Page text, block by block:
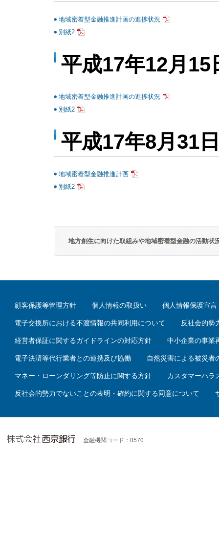
地域密着型金融推進計画の進捗状況
別紙2
平成17年12月15
地域密着型金融推進計画の進捗状況
別紙2
平成17年8月31
地域密着型金融推進計画
別紙2
地方創生に向けた取組みや地域密着型金融の活動
顧客保護等管理方針 個人情報の取扱い 個人情報保護宣言
電子交換所における不渡情報の共同利用について 反社会的勢
経営者保証に関するガイドラインの対応方針 中小企業の事業
電子決済等代行業者との連携及び協働 自然災害による被災者
マネー・ローンダリング等防止に関する方針 カスタマーハラ
反社会的勢力でないことの表明・確約に関する同意について
金融機関コード：0570